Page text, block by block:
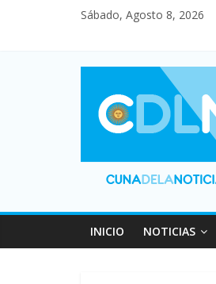
Sábado, Agosto 8, 2026
INICIO NOTICIAS